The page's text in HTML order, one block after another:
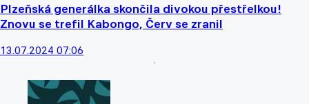
Plzeňská generálka skončila divokou přestřelkou!
Znovu se trefil Kabongo, Červ se zranil
13.07.2024 07:06